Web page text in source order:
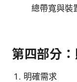
總帶寬與裝
第四部分
明確需求